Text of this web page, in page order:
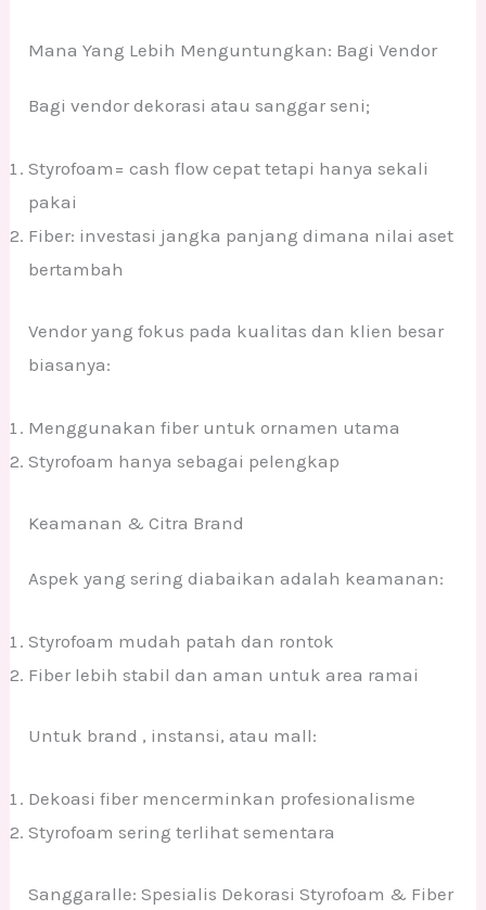
Mana Yang Lebih Menguntungkan: Bagi Vendor
Bagi vendor dekorasi atau sanggar seni;
Styrofoam= cash flow cepat tetapi hanya sekali
pakai
Fiber: investasi jangka panjang dimana nilai aset
bertambah
Vendor yang fokus pada kualitas dan klien besar
biasanya:
Menggunakan fiber untuk ornamen utama
Styrofoam hanya sebagai pelengkap
Keamanan & Citra Brand
Aspek yang sering diabaikan adalah keamanan:
Styrofoam mudah patah dan rontok
Fiber lebih stabil dan aman untuk area ramai
Untuk brand , instansi, atau mall:
Dekoasi fiber mencerminkan profesionalisme
Styrofoam sering terlihat sementara
Sanggaralle: Spesialis Dekorasi Styrofoam & Fiber